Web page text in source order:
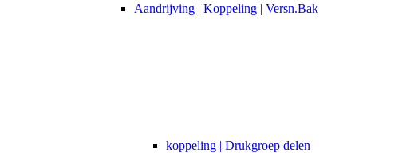
Aandrijving | Koppeling | Versn.Bak
koppeling | Drukgroep delen